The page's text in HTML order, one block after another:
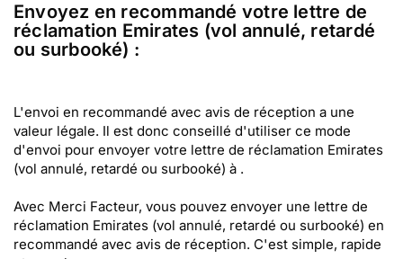
Envoyez en recommandé votre lettre de
réclamation Emirates (vol annulé, retardé
ou surbooké) :
L'envoi en recommandé avec avis de réception a une
valeur légale. Il est donc conseillé d'utiliser ce mode
d'envoi pour envoyer votre lettre de réclamation Emirates
(vol annulé, retardé ou surbooké) à .
Avec Merci Facteur, vous pouvez envoyer une lettre de
réclamation Emirates (vol annulé, retardé ou surbooké) en
recommandé avec avis de réception. C'est simple, rapide